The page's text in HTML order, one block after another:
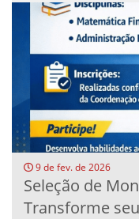
9 de fev. de 2026
Seleção de
Transforme